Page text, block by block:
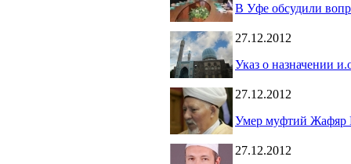
В Уфе обсудили
27.12.2012
Указ о назначении
27.12.2012
Умер муфтий Жафяр
27.12.2012